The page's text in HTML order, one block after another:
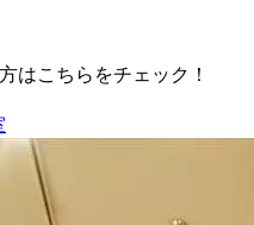
はこちらをチェック！